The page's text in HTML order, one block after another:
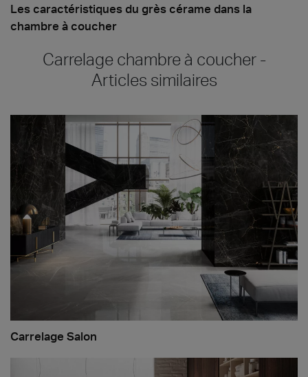
Les caractéristiques du grès cérame dans la
chambre à coucher
Carrelage chambre à coucher -
Articles similaires
Carrelage Salon